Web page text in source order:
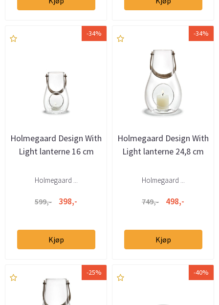
-34%
Holmegaard Design With
Light lanterne 16 cm
Holmegaard ...
599,- 398,-
Kjøp
-34%
Holmegaard Design With
Light lanterne 24,8 cm
Holmegaard ...
749,- 498,-
Kjøp
-25% -40%